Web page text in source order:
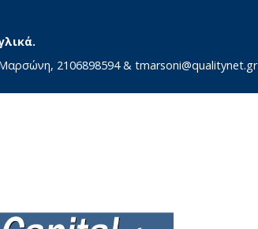
Μαρσώνη, 2106898594 & tmarsoni@qualitynet.gr